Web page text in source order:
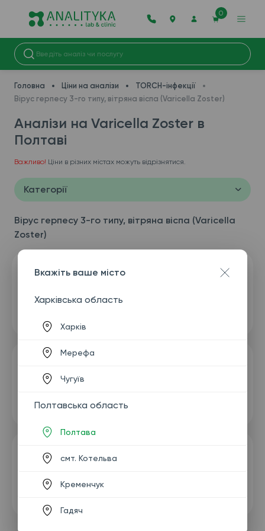
0
Головна Ціни на аналізи
TORCH-інфекції
Вірус герпесу 3-го типу, вітряна віспа (Varicella Zoster)
Аналізи на Varicella Zoster в
Полтаві
Важливо! Ціни в різних містах можуть відрізнятися.
Категорії
Вірус герпесу 3-го типу, вітряна віспа (Varicella
Zoster)
Вкажіть ваше місто
Харківська область
Харків
Мерефа
Чугуїв
Полтавська область
Полтава
смт. Котельва
Кременчук
Гадяч